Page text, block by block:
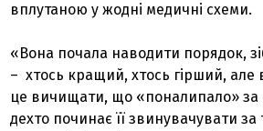
вплутаною у жодні медичні схеми.
«Вона почала наводити порядок,
– хтось кращий, хтось гірший,
це вичищати, що «поналипало» за
дехто починає її звинувачувати за